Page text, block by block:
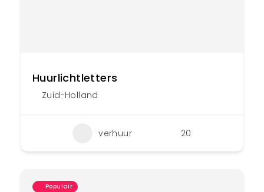
Huurlichtletters
Zuid-Holland
verhuur 20
Populair